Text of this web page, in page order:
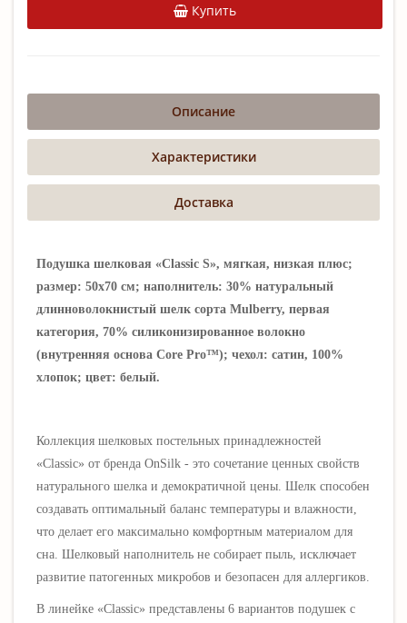
Купить
Описание
Характеристики
Доставка
Подушка шелковая «Classic S», мягкая, низкая плюс;
размер: 50х70 см; наполнитель: 30% натуральный
длинноволокнистый шелк сорта Mulberry, первая
категория, 70% силиконизированное волокно
(внутренняя основа Core Pro™); чехол: сатин, 100%
хлопок; цвет: белый.
Коллекция шелковых постельных принадлежностей
«Classic» от бренда OnSilk - это сочетание ценных свойств
натурального шелка и демократичной цены. Шелк способен
создавать оптимальный баланс температуры и влажности,
что делает его максимально комфортным материалом для
сна. Шелковый наполнитель не собирает пыль, исключает
развитие патогенных микробов и безопасен для аллергиков.
В линейке «Classic» представлены 6 вариантов подушек с